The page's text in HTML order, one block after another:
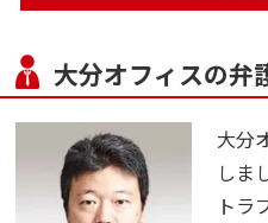
大分オフィスの弁
大分
しま
トラ